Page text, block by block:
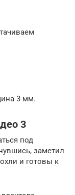
3 мм.
3
под
заметил
и готовы к